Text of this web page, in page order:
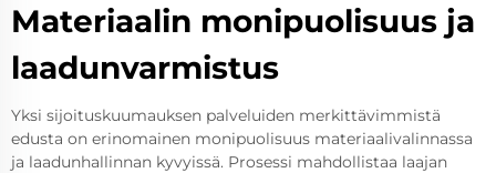
Materiaalin monipuolisuus ja
laadunvarmistus
Yksi sijoituskuumauksen palveluiden merkittävimmistä
edusta on erinomainen monipuolisuus materiaalivalinnassa
ja laadunhallinnan kyvyissä. Prosessi mahdollistaa laajan